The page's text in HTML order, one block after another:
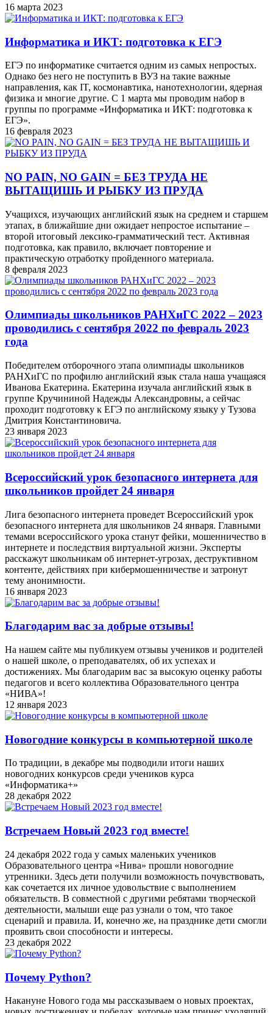
16 марта 2023
Информатика и ИКТ: подготовка к ЕГЭ
ЕГЭ по информатике считается одним из самых непростых.
Однако без него не поступить в ВУЗ на такие важные
направления, как IT, космонавтика, нанотехнологии, ядерная
физика и многие другие. С 1 марта мы проводим набор в
группы по программе «Информатика и ИКТ: подготовка к
ЕГЭ».
16 февраля 2023
NO PAIN, NO GAIN = БЕЗ ТРУДА НЕ
ВЫТАЩИШЬ И РЫБКУ ИЗ ПРУДА
Учащихся, изучающих английский язык на среднем и старшем
этапах, в ближайшие дни ожидает непростое испытание –
второй итоговый лексико-грамматический тест. Активная
подготовка, как правило, включает повторение и
практическую отработку пройденного материала.
8 февраля 2023
Олимпиады школьников РАНХиГС 2022 – 2023
проводились с сентября 2022 по февраль 2023
года
Победителем отборочного этапа олимпиады школьников
РАНХиГС по профилю английский язык стала наша учащаяся
Иванова Екатерина. Екатерина изучала английский язык в
группе Кручининой Надежды Александровны, а сейчас
проходит подготовку к ЕГЭ по английскому языку у Тузова
Дмитрия Константиновича.
23 января 2023
Всероссийский урок безопасного интернета для
школьников пройдет 24 января
Лига безопасного интернета проведет Всероссийский урок
безопасного интернета для школьников 24 января. Главными
темами всероссийского урока станут фейки, мошенничество в
интернете и последствия виртуальной жизни. Эксперты
расскажут школьникам об интернет-угрозах, деструктивном
контенте, действиях при кибермошенничестве и затронут
тему анонимности.
16 января 2023
Благодарим вас за добрые отзывы!
На нашем сайте мы публикуем отзывы учеников и родителей
о нашей школе, о преподавателях, об их успехах и
достижениях. Мы благодарим вас за высокую оценку работы
педагогов и всего коллектива Образовательного центра
«НИВА»!
12 января 2023
Новогодние конкурсы в компьютерной школе
По традиции, в декабре мы подводили итоги наших
новогодних конкурсов среди учеников курса
«Информатика+»
28 декабря 2022
Встречаем Новый 2023 год вместе!
24 декабря 2022 года у самых маленьких учеников
Образовательного центра «Нива» прошли новогодние
утренники. Здесь дети получили возможность почувствовать,
как сочетается их личное удовольствие с выполнением
обязательств. В совместной с другими ребятами творческой
деятельности, малыши еще раз узнали о том, что такое
сценарий и правила. И, конечно же, на празднике дети смогли
проявить свои способности и интересы.
23 декабря 2022
Почему Python?
Накануне Нового года мы рассказываем о новых проектах,